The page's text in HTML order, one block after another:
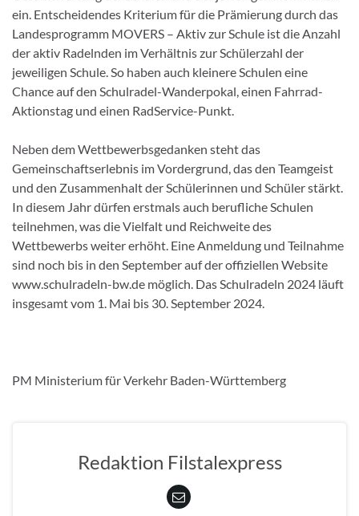
ein. Entscheidendes Kriterium für die Prämierung durch das
Landesprogramm MOVERS – Aktiv zur Schule ist die Anzahl
der aktiv Radelnden im Verhältnis zur Schülerzahl der
jeweiligen Schule. So haben auch kleinere Schulen eine
Chance auf den Schulradel-Wanderpokal, einen Fahrrad-
Aktionstag und einen RadService-Punkt.
Neben dem Wettbewerbsgedanken steht das
Gemeinschaftserlebnis im Vordergrund, das den Teamgeist
und den Zusammenhalt der Schülerinnen und Schüler stärkt.
In diesem Jahr dürfen erstmals auch berufliche Schulen
teilnehmen, was die Vielfalt und Reichweite des
Wettbewerbs weiter erhöht. Eine Anmeldung und Teilnahme
sind noch bis in den September auf der offiziellen Website
www.schulradeln-bw.de möglich. Das Schulradeln 2024 läuft
insgesamt vom 1. Mai bis 30. September 2024.
PM Ministerium für Verkehr Baden-Württemberg
Redaktion Filstalexpress